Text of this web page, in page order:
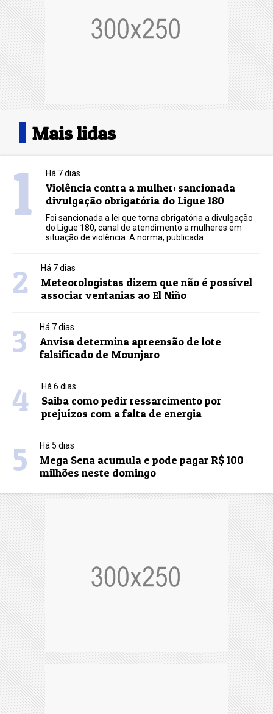
Mais lidas
1 Há 7 dias
Violência contra a mulher: sancionada
divulgação obrigatória do Ligue 180
Foi sancionada a lei que torna obrigatória a divulgação
do Ligue 180, canal de atendimento a mulheres em
situação de violência. A norma, publicada ...
2 Há 7 dias
Meteorologistas dizem que não é possível
associar ventanias ao El Niño
3 Há 7 dias
Anvisa determina apreensão de lote
falsificado de Mounjaro
4 Há 6 dias
Saiba como pedir ressarcimento por
prejuízos com a falta de energia
5 Há 5 dias
Mega Sena acumula e pode pagar R$ 100
milhões neste domingo